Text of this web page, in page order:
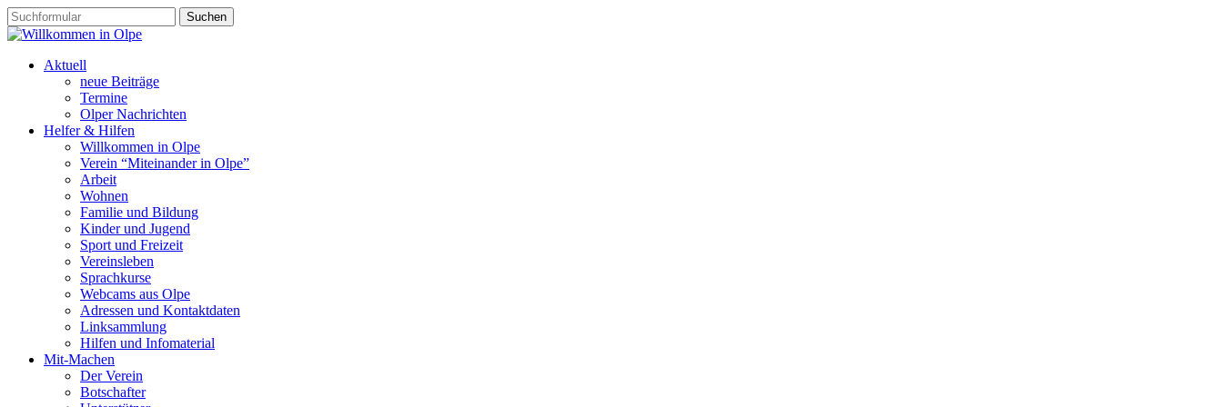
Aktuell
neue Beiträge
Termine
Olper Nachrichten
Helfer & Hilfen
Willkommen in Olpe
Verein “Miteinander in Olpe”
Arbeit
Wohnen
Familie und Bildung
Kinder und Jugend
Sport und Freizeit
Vereinsleben
Sprachkurse
Webcams aus Olpe
Adressen und Kontaktdaten
Linksammlung
Hilfen und Infomaterial
Mit-Machen
Der Verein
Botschafter